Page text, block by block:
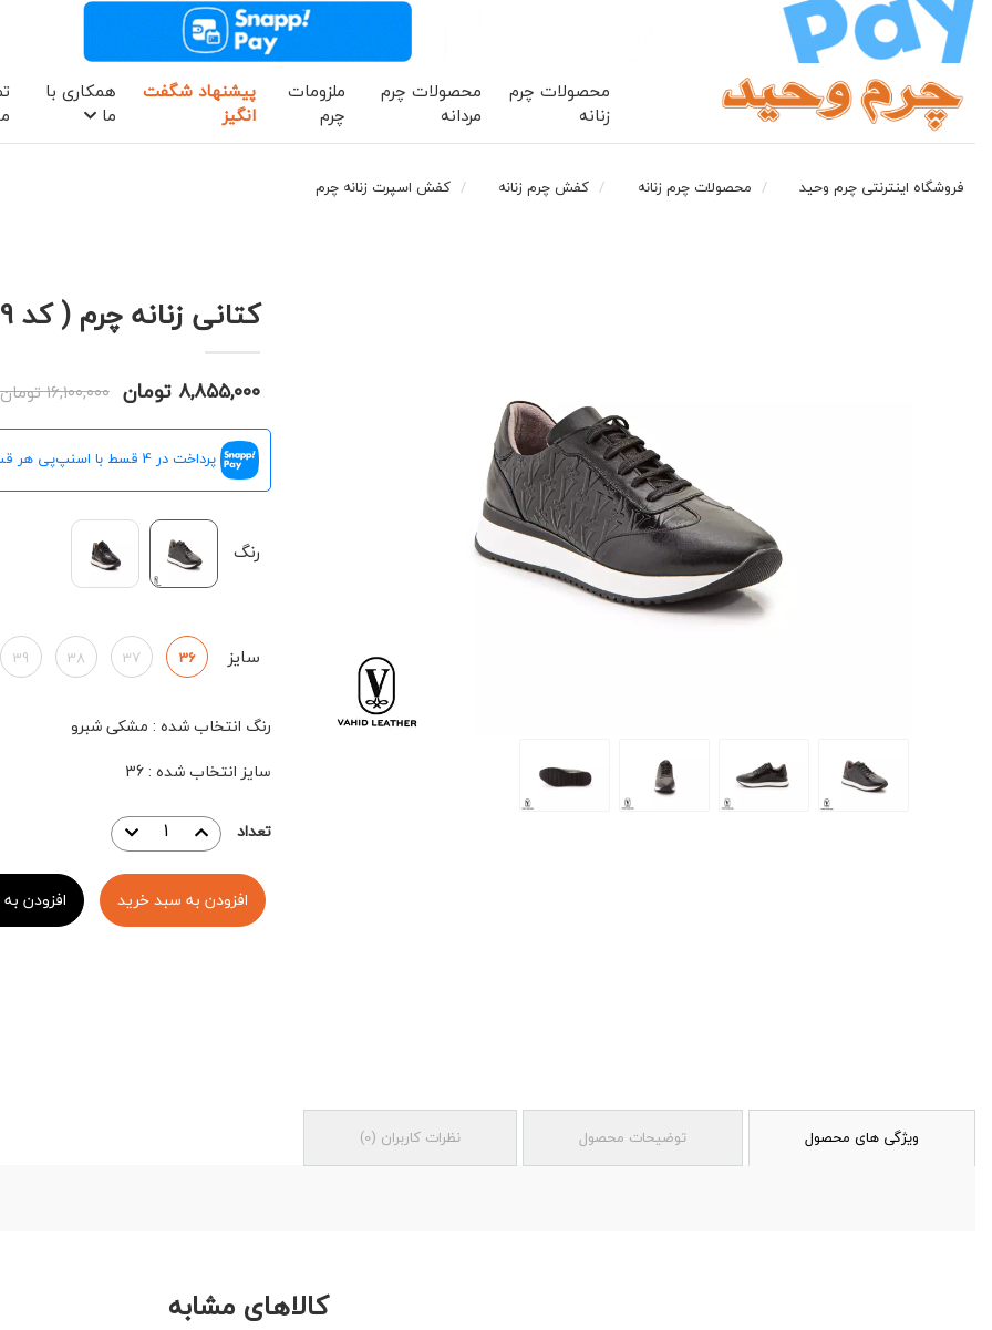
محصولات چرم
زنانه
محصولات چرم
مردانه
ملزومات
چرم
پیشنهاد شگفت
انگیز
همکاری با
ما
فروشگاه اینترنتی چرم وحید محصولات چرم زنانه کفش چرم زنانه کفش اسپرت زنانه چرم
کتانی زنانه چرم ( کد 8649)
۸,۸۵۵,۰۰۰ تومان ۱۶,۱۰۰,۰۰۰ تومان
پرداخت در 4 قسط با اسنپ‌پی هر قسط
رنگ
سایز 36
37
38
39
رنگ انتخاب شده : مشکی شبرو
سایز انتخاب شده :
36
تعداد
افزودن به سبد خرید افزودن
ویژگی های محصول توضیحات محصول نظرات کاربران (
0
)
کالاهای مشابه